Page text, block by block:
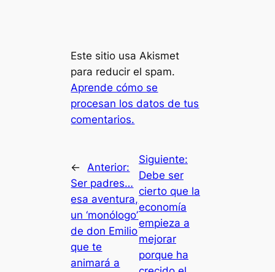
Este sitio usa Akismet
para reducir el spam.
Aprende cómo se
procesan los datos de tus
comentarios.
←
Anterior:
Ser padres…
esa aventura,
un ‘monólogo’
de don Emilio
que te
animará a
Siguiente:
Debe ser
cierto que la
economía
empieza a
mejorar
porque ha